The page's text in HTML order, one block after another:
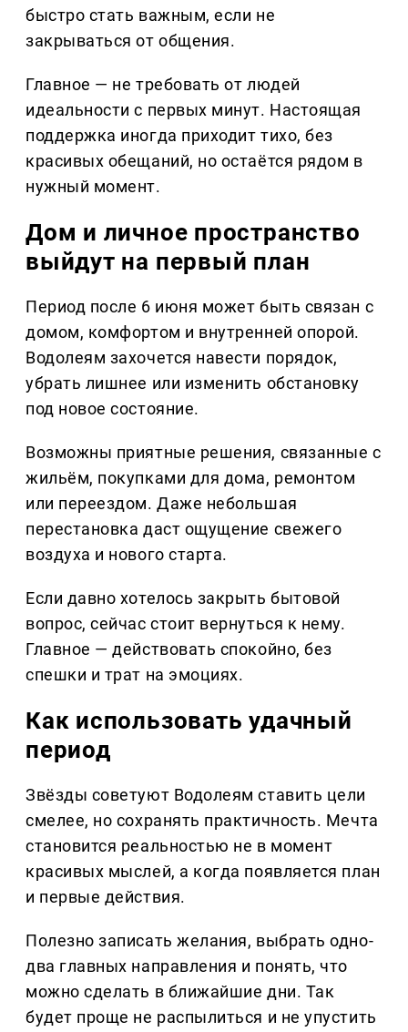
быстро стать важным, если не
закрываться от общения.
Главное — не требовать от людей
идеальности с первых минут. Настоящая
поддержка иногда приходит тихо, без
красивых обещаний, но остаётся рядом в
нужный момент.
Дом и личное пространство
выйдут на первый план
Период после 6 июня может быть связан с
домом, комфортом и внутренней опорой.
Водолеям захочется навести порядок,
убрать лишнее или изменить обстановку
под новое состояние.
Возможны приятные решения, связанные с
жильём, покупками для дома, ремонтом
или переездом. Даже небольшая
перестановка даст ощущение свежего
воздуха и нового старта.
Если давно хотелось закрыть бытовой
вопрос, сейчас стоит вернуться к нему.
Главное — действовать спокойно, без
спешки и трат на эмоциях.
Как использовать удачный
период
Звёзды советуют Водолеям ставить цели
смелее, но сохранять практичность. Мечта
становится реальностью не в момент
красивых мыслей, а когда появляется план
и первые действия.
Полезно записать желания, выбрать одно-
два главных направления и понять, что
можно сделать в ближайшие дни. Так
будет проще не распылиться и не упустить